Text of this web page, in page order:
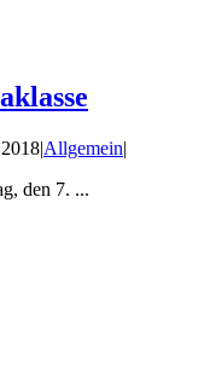
|Allgemein|
den 7. ...